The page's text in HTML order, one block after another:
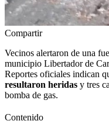
Compartir
Vecinos alertaron de una
municipio Libertador de
Reportes oficiales indican
resultaron heridas y tres
bomba de gas.
Contenido